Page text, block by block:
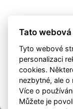
Tato
Tyto webové
personalizaci
cookies.
nezbytné, ale
Více o
Můžete je